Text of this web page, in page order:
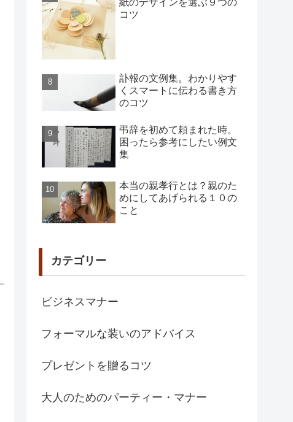
紙のデザインを選ぶ９つの
コツ
訃報の文例集。わかりやす
くスマートに伝わる書き方
のコツ
弔辞を初めて頼まれた時。
困ったら参考にしたい例文
集
本当の親孝行とは？親のた
めにしてあげられる１０の
こと
カテゴリー
ビジネスマナー
フォーマルな装いのアドバイス
プレゼントを贈るコツ
大人のためのパーティー・マナー